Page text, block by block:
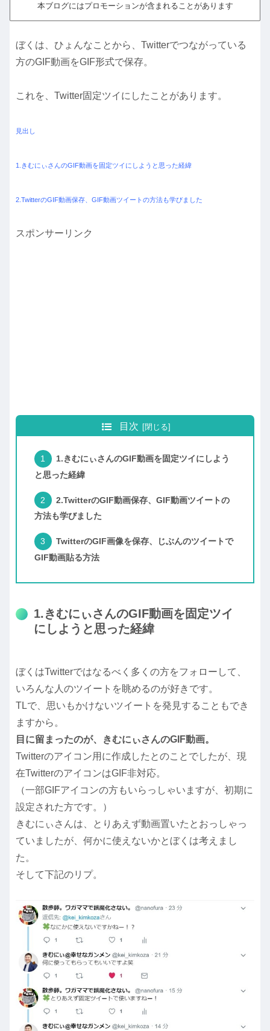
本ブログにはプロモーションが含まれることがあります
ぼくは、ひょんなことから、Twitterでつながっている
方のGIF動画をGIF形式で保存。
これを、Twitter固定ツイにしたことがあります。
見出し
1.きむにぃさんのGIF動画を固定ツイにしようと思った経緯
2.TwitterのGIF動画保存、GIF動画ツイートの方法も学びました
スポンサーリンク
目次
1.きむにぃさんのGIF動画を固定ツイにしよう
と思った経緯
2.TwitterのGIF動画保存、GIF動画ツイートの
方法も学びました
TwitterのGIF画像を保存、じぶんのツイートで
GIF動画貼る方法
1.きむにぃさんのGIF動画を固定ツイ
にしようと思った経緯
ぼくはTwitterではなるべく多くの方をフォローして、
いろんな人のツイートを眺めるのが好きです。
TLで、思いもかけないツイートを発見することもでき
ますから。
目に留まったのが、きむにぃさんのGIF動画。
Twitterのアイコン用に作成したとのことでしたが、現
在TwitterのアイコンはGIF非対応。
（一部GIFアイコンの方もいらっしゃいますが、初期に
設定された方です。）
きむにぃさんは、とりあえず動画置いたとおっしゃっ
ていましたが、何かに使えないかとぼくは考えまし
た。
そして下記のリプ。